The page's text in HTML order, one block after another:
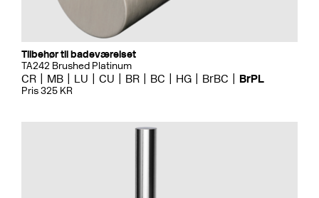
Tilbehør til badeværelset
TA242 Brushed Platinum
CR MB LU CU BR BC HG BrBC BrPL
Pris 325 KR